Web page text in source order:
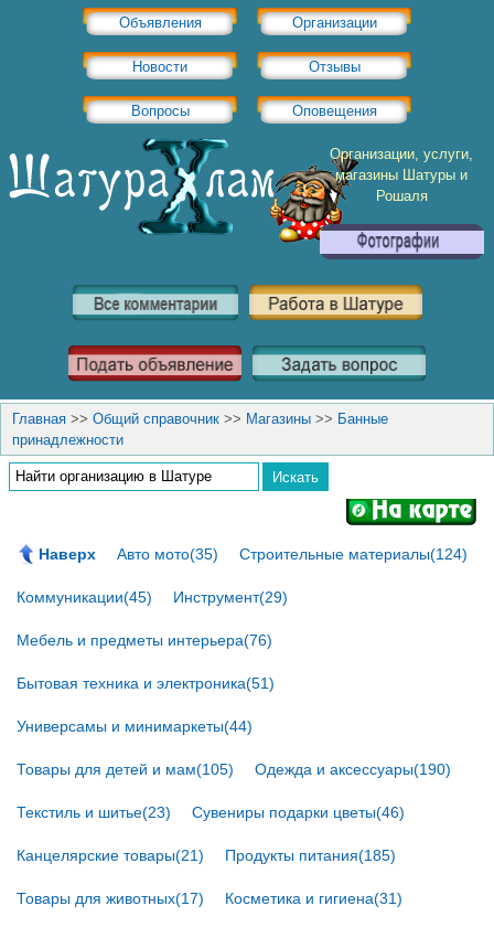
Объявления Организации
Новости Отзывы
Вопросы Оповещения
Организации, услуги,
магазины Шатуры и
Рошаля
Главная >> Общий справочник >> Магазины >> Банные
принадлежности
Наверх Авто мото(35) Строительные материалы(124)
Коммуникации(45) Инструмент(29)
Мебель и предметы интерьера(76)
Бытовая техника и электроника(51)
Универсамы и минимаркеты(44)
Товары для детей и мам(105) Одежда и аксессуары(190)
Текстиль и шитье(23) Сувениры подарки цветы(46)
Канцелярские товары(21) Продукты питания(185)
Товары для животных(17) Косметика и гигиена(31)